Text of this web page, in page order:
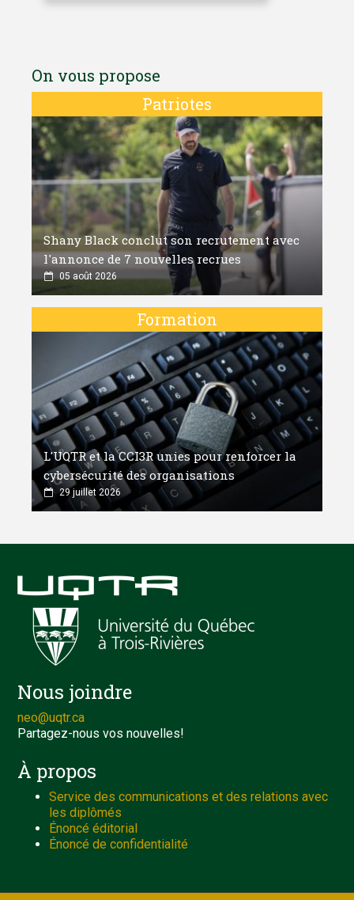
On vous propose
Patriotes
Shany Black conclut son recrutement avec
l'annonce de 7 nouvelles recrues
05 août 2026
Formation
L'UQTR et la CCI3R unies pour renforcer la
cybersécurité des organisations
29 juillet 2026
Nous joindre
neo@uqtr.ca
Partagez-nous vos nouvelles!
À propos
Service des communications et des relations avec
les diplômés
Énoncé éditorial
Énoncé de confidentialité